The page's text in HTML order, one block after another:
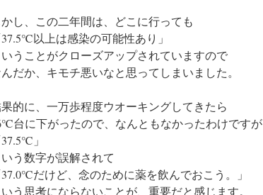
かし、この二年間は、どこに行っても
37.5℃以上は感染の可能性あり」
いうことがクローズアップされていますので
だか、キモチ悪いなと思ってしまいました。
的に、一万歩程度ウオーキングしてきたら
台に下がったので、なんともなかったわけですが
37.5℃」
いう数字が誤解されて
37.0℃だけど、念のために薬を飲んでおこう。」
う思考にならないことが、重要だと感じます。